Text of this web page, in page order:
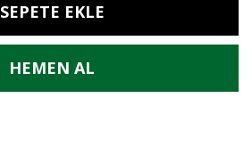
SEPETE EKLE
HEMEN AL